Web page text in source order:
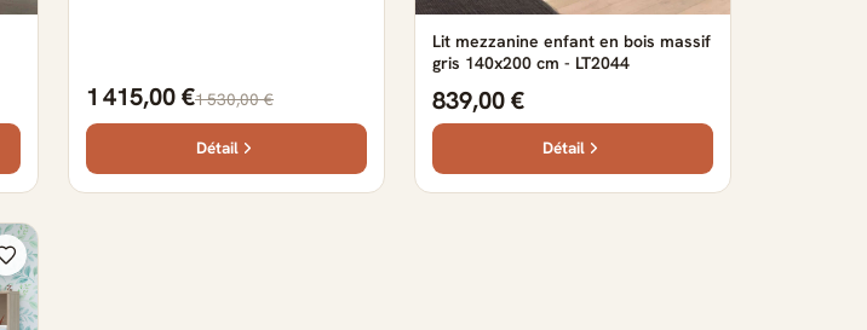
1 415,00 €1 530,00 €
Détail
Lit mezzanine enfant en bois massif
gris 140x200 cm - LT2044
839,00 €
Détail